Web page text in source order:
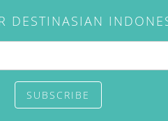
DESTINASIAN
SUBSCRIBE